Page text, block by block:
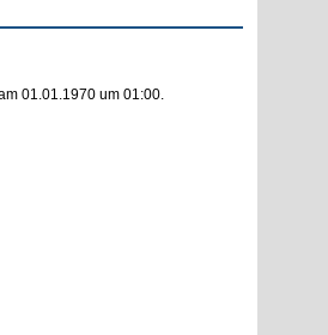
01.01.1970 um 01:00.